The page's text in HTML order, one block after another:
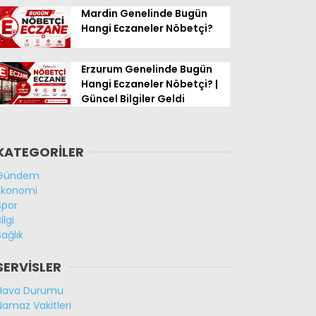
Mardin Genelinde Bugün
Hangi Eczaneler Nöbetçi?
Erzurum Genelinde Bugün
Hangi Eczaneler Nöbetçi? |
Güncel Bilgiler Geldi
Durumu
Vakitleri